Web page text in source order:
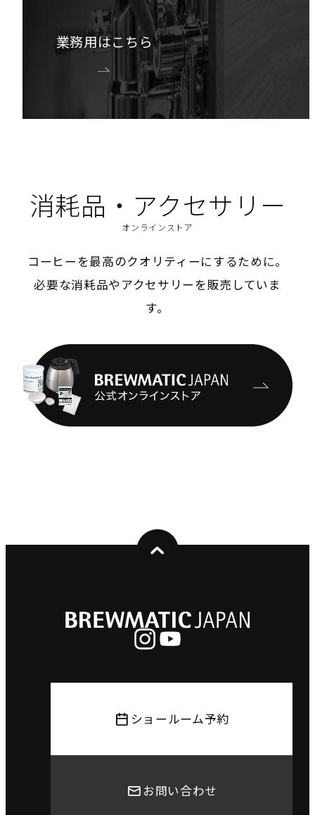
業務用はこちら
消耗品・アクセサリー
オンラインストア
コーヒーを最高のクオリティーにするために。
必要な消耗品やアクセサリーを販売していま
す。
ショールーム予約
お問い合わせ